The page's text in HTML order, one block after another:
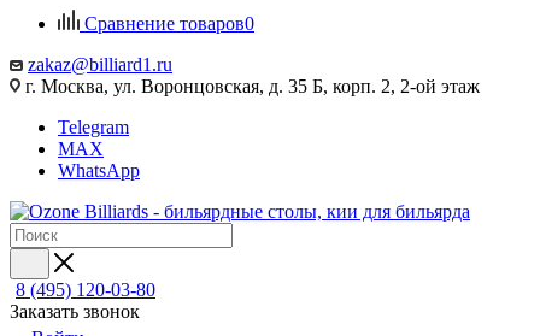
Сравнение товаров0
zakaz@billiard1.ru
г. Москва, ул. Воронцовская, д. 35 Б, корп. 2, 2-ой этаж
Telegram
MAX
WhatsApp
8 (495) 120-03-80
Заказать звонок